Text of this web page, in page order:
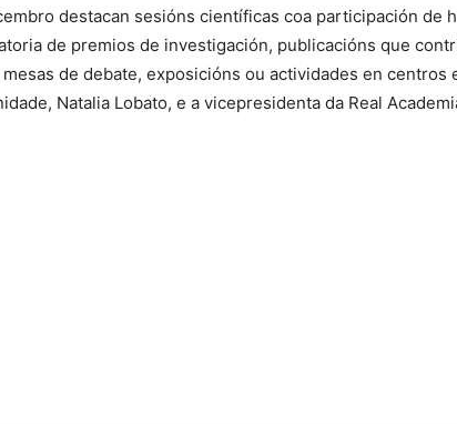
de
destacan sesións científicas coa participación de
de premios de investigación, publicacións que
de debate, exposicións ou actividades en centros
Natalia Lobato, e a vicepresidenta da Real